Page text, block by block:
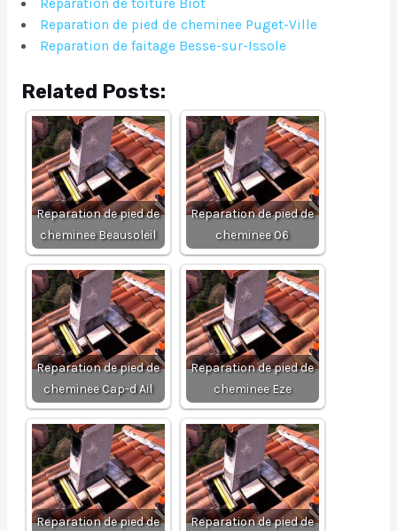
Reparation de toiture Biot
Reparation de pied de cheminee Puget-Ville
Reparation de faitage Besse-sur-Issole
Related Posts:
Reparation de pied de
cheminee Beausoleil
Reparation de pied de
cheminee 06
Reparation de pied de
cheminee Cap-d Ail
Reparation de pied de
cheminee Eze
Reparation de pied de
Reparation de pied de